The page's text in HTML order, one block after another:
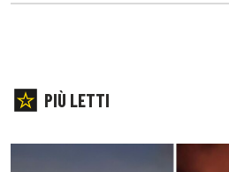
PIÙ LETTI